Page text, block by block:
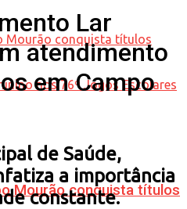
Mourão conquista títulos
Lar
atendimento
em Campo
de Saúde,
a importância
constante.